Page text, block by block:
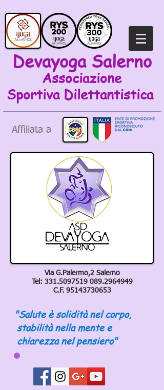
Devayoga Salerno
Associazione
Sportiva Dilettantistica
Affiliata a
Via G.Palermo,2 Salerno
Tel: 331.5097519 089.2964949
C.F. 95143730653
"Salute è solidità nel corpo,
stabilità nella mente e
chiarezza nel pensiero"